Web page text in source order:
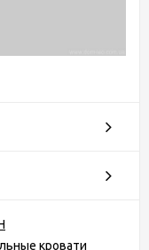
кровати